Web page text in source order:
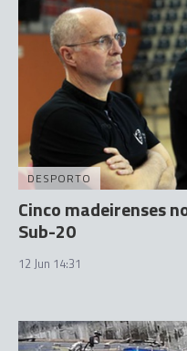
DESPORTO
Cinco madeirenses
Sub-20
12 Jun 14:31